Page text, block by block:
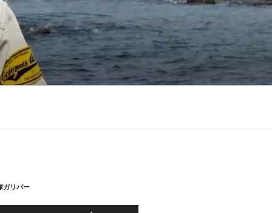
ガリバー